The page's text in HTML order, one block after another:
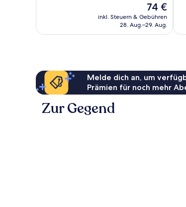
Der
Preis
beträgt
74 €
inkl. Steuern & Gebühren
28. Aug.–29. Aug.
Melde dich an, um
Prämien für noch mehr
Zur Gegend